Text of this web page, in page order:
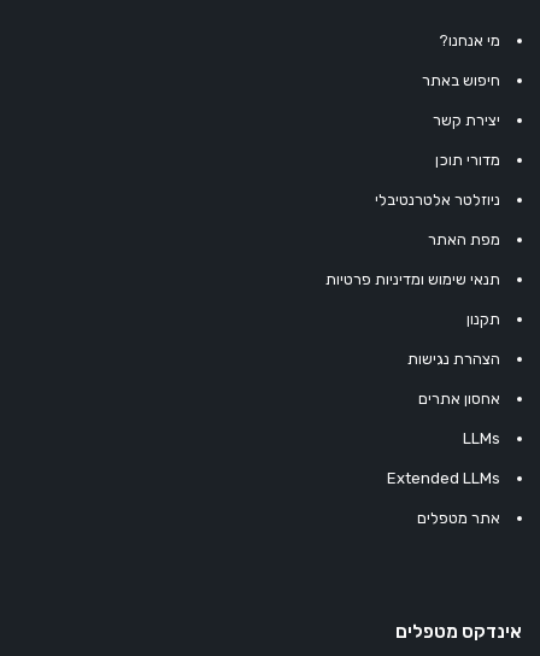
מי אנחנו?
חיפוש באתר
יצירת קשר
מדורי תוכן
ניוזלטר אלטרנטיבלי
מפת האתר
תנאי שימוש ומדיניות פרטיות
תקנון
הצהרת נגישות
אחסון אתרים
LLMs
Extended LLMs
אתר מטפלים
אינדקס מטפלים